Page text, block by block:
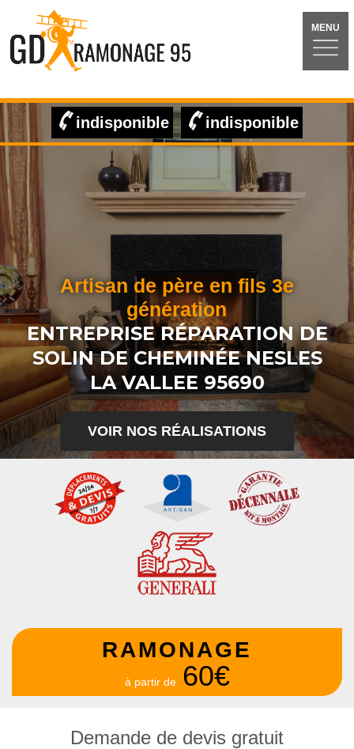
MENU
indisponible indisponible
Artisan de père en fils 3e
génération
ENTREPRISE RÉPARATION DE
SOLIN DE CHEMINÉE NESLES
LA VALLEE 95690
VOIR NOS RÉALISATIONS
RAMONAGE
à partir de 60€
Demande de devis gratuit